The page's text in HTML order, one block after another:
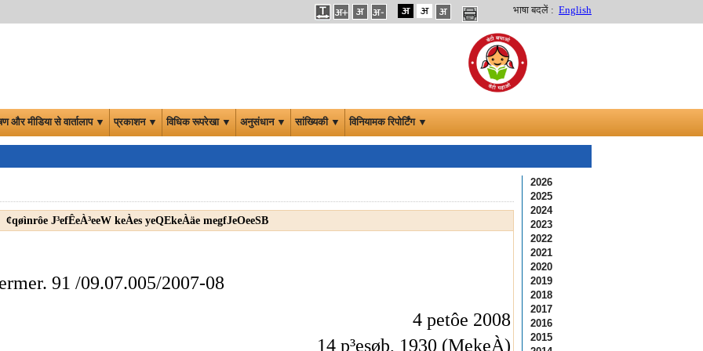
भाषा बदलें : English
और मीडिया से वार्तालाप ▼ प्रकाशन ▼ विधिक रूपरेखा ▼ अनुसंधान ▼ सांख्यिकी ▼ विनियामक रिपोर्टिंग ▼
¢qøìnrôe J³efÊeÀ³eeW keÀes yeQEkeÀäe megfJeOeeSB
91 /09.07.005/2007-08
4 petôe 2008
14 p³esøþ, 1930 (MekeÀ)
2026
2025
2024
2023
2022
2021
2020
2019
2018
2017
2016
2015